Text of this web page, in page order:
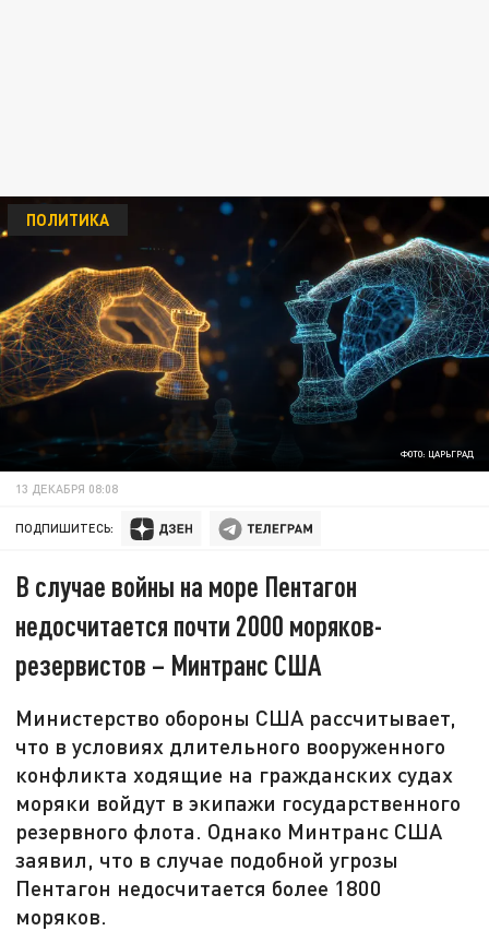
ФОТО: ЦАРЬГРАД
ПОЛИТИКА
13 ДЕКАБРЯ 08:08
ПОДПИШИТЕСЬ:
В случае войны на море Пентагон
недосчитается почти 2000 моряков-
резервистов – Минтранс США
Министерство обороны США рассчитывает,
что в условиях длительного вооруженного
конфликта ходящие на гражданских судах
моряки войдут в экипажи государственного
резервного флота. Однако Минтранс США
заявил, что в случае подобной угрозы
Пентагон недосчитается более 1800
моряков.